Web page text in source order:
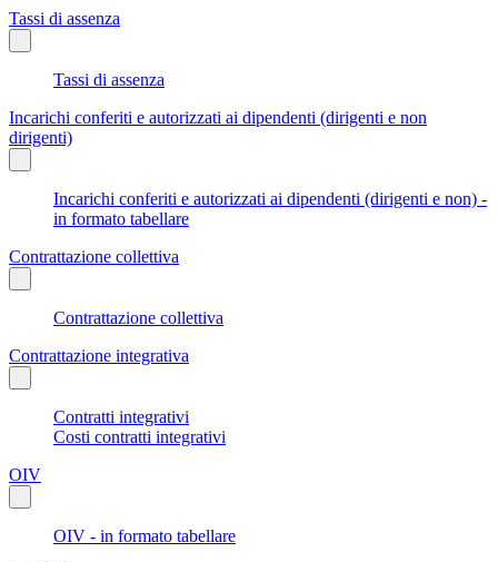
Tassi di assenza
Tassi di assenza
Incarichi conferiti e autorizzati ai dipendenti (dirigenti e non
dirigenti)
Incarichi conferiti e autorizzati ai dipendenti (dirigenti e non) -
in formato tabellare
Contrattazione collettiva
Contrattazione collettiva
Contrattazione integrativa
Contratti integrativi
Costi contratti integrativi
OIV
OIV - in formato tabellare